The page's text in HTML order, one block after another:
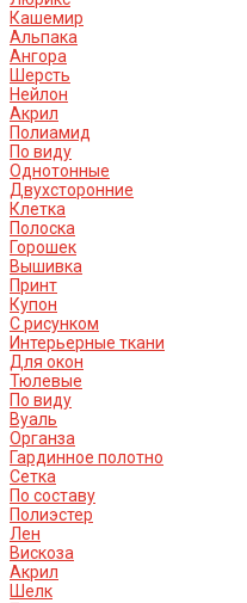
Кашемир
Альпака
Ангора
Шерсть
Нейлон
Акрил
Полиамид
По виду
Однотонные
Двухсторонние
Клетка
Полоска
Горошек
Вышивка
Принт
Купон
С рисунком
Интерьерные ткани
Для окон
Тюлевые
По виду
Вуаль
Органза
Гардинное полотно
Сетка
По составу
Полиэстер
Лен
Вискоза
Акрил
Шелк